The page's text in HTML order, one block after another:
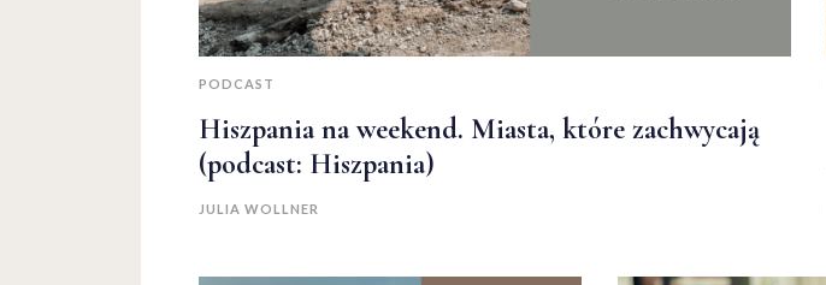
PODCAST
Hiszpania na weekend. Miasta, które zachwycają
(podcast: Hiszpania)
JULIA WOLLNER